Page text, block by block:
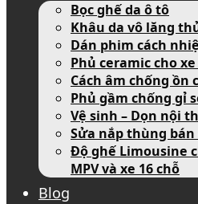
Bọc ghế da ô tô
Khâu da vô lăng
Dán phim cách
Phủ ceramic cho
Cách âm chống ồn
Phủ gầm chống gỉ
Vệ sinh – Dọn nội
Sửa nắp thùng
Độ ghế Limousine
MPV và xe 16 chỗ
Blog